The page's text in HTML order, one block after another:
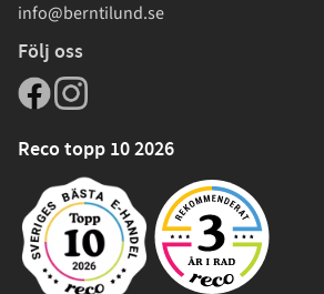
info@berntilund.se
Följ oss
Reco topp 10 2026